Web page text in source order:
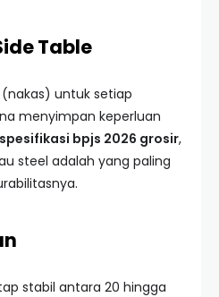
Table
untuk setiap
menyimpan keperluan
spesifikasi bpjs 2026 grosir,
steel adalah yang paling
stabil antara 20 hingga